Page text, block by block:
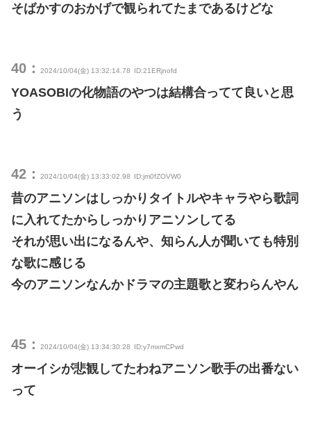
そばかすのおかげで観られてたまであるけどな
40： 2024/10/04(金) 13:32:14.78 ID:21ERjnofd
YOASOBIの化物語のやつは結構合ってて良いと思
う
42： 2024/10/04(金) 13:33:02.98 ID:jm0fZOVW0
昔のアニソンはしっかりタイトルやキャラやら歌詞
に入れてたからしっかりアニソンしてる
それが思い出になるんや、知らん人が聞いても特別
な歌に感じる
今のアニソンなんかドラマの主題歌と変わらんやん
45： 2024/10/04(金) 13:34:30.28 ID:y7mxmCPwd
オーイシが悲観してたわねアニソン歌手の出番ない
って